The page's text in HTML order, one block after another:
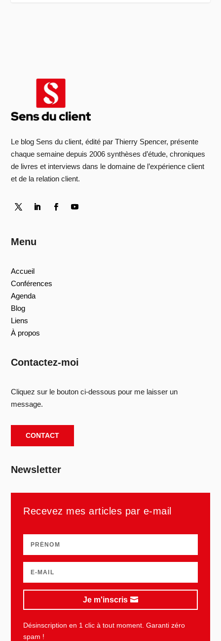
Le blog Sens du client, édité par Thierry Spencer, présente
chaque semaine depuis 2006 synthèses d’étude, chroniques
de livres et interviews dans le domaine de l’expérience client
et de la relation client.
Menu
Accueil
Conférences
Agenda
Blog
Liens
À propos
Contactez-moi
Cliquez sur le bouton ci-dessous pour me laisser un
message.
CONTACT
Newsletter
Recevez mes articles par e-mail
Je m'inscris
Désinscription en 1 clic à tout moment. Garanti zéro
spam !